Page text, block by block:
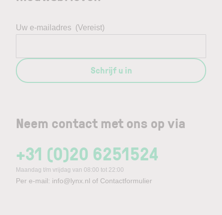
Neem contact met ons op via
+31 (0)20 6251524
Maandag t/m vrijdag van 08:00 tot 22:00
Per e-mail: info@lynx.nl of Contactformulier
Uw e-mailadres (Vereist)
Schrijf u in